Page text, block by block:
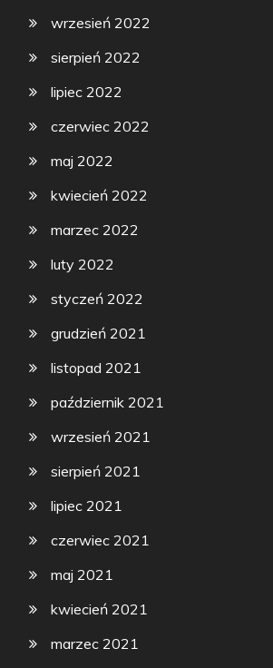
wrzesień 2022
sierpień 2022
lipiec 2022
czerwiec 2022
maj 2022
kwiecień 2022
marzec 2022
luty 2022
styczeń 2022
grudzień 2021
listopad 2021
październik 2021
wrzesień 2021
sierpień 2021
lipiec 2021
czerwiec 2021
maj 2021
kwiecień 2021
marzec 2021